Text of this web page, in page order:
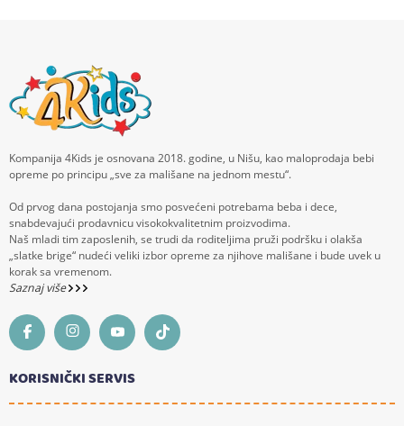
Kompanija 4Kids je osnovana 2018. godine, u Nišu, kao maloprodaja bebi
opreme po principu „sve za mališane na jednom mestu“.
Od prvog dana postojanja smo posvećeni potrebama beba i dece,
snabdevajući prodavnicu visokokvalitetnim proizvodima.
Naš mladi tim zaposlenih, se trudi da roditeljima pruži podršku i olakša
„slatke brige“ nudeći veliki izbor opreme za njihove mališane i bude uvek u
korak sa vremenom.
Saznaj više
KORISNIČKI SERVIS